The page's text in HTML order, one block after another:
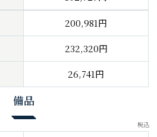
200,981円
232,320円
26,741円
備品
税込